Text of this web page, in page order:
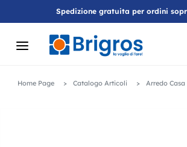
Spedizione gratuita per ordini
Home Page Catalogo Articoli Arredo Casa